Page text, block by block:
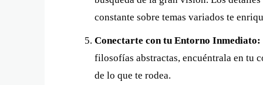
constante sobre temas variados te
Conectarte con tu Entorno Inmediato:
filosofías abstractas, encuéntrala en tu
de lo que te rodea.